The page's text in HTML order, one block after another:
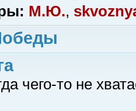
М.Ю.,
чего-то не